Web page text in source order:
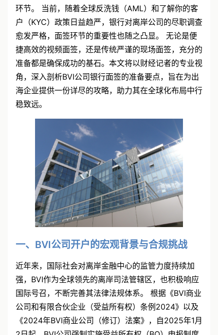
环节。 当前，随着全球反洗钱（AML）和了解你的客
户（KYC）政策日益趋严，银行对离岸公司的尽职调查
愈发严格，面签环节的重要性也随之凸显。 无论是便
捷高效的视频面签，还是传统严谨的现场面签，充分的
准备都是确保成功的基石。本文将以财经记者的专业视
角，深入剖析BVI公司银行面签的准备要点，旨在为出
海企业提供一份详尽的攻略，助力其在全球化布局中行
稳致远。
一、BVI公司开户的宏观背景与合规挑战
近年来，国际社会对离岸金融中心的监管力度持续加
强，BVI作为全球领先的离岸司法管辖区，也积极响应
国际号召，不断完善其法律法规体系。 根据《BVI商业
公司和有限合伙企业（受益所有权）条例2024》以及
《2024年BVI商业公司（修订）法案》，自2025年1月